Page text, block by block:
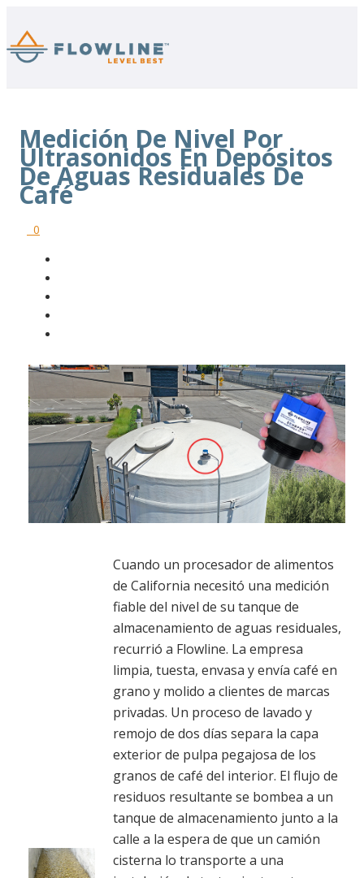
Medición De Nivel Por
Ultrasonidos En Depósitos
De Aguas Residuales De
Café
0
Cuando un procesador de alimentos
de California necesitó una medición
fiable del nivel de su tanque de
almacenamiento de aguas residuales,
recurrió a Flowline. La empresa
limpia, tuesta, envasa y envía café en
grano y molido a clientes de marcas
privadas. Un proceso de lavado y
remojo de dos días separa la capa
exterior de pulpa pegajosa de los
granos de café del interior. El flujo de
residuos resultante se bombea a un
tanque de almacenamiento junto a la
calle a la espera de que un camión
cisterna lo transporte a una